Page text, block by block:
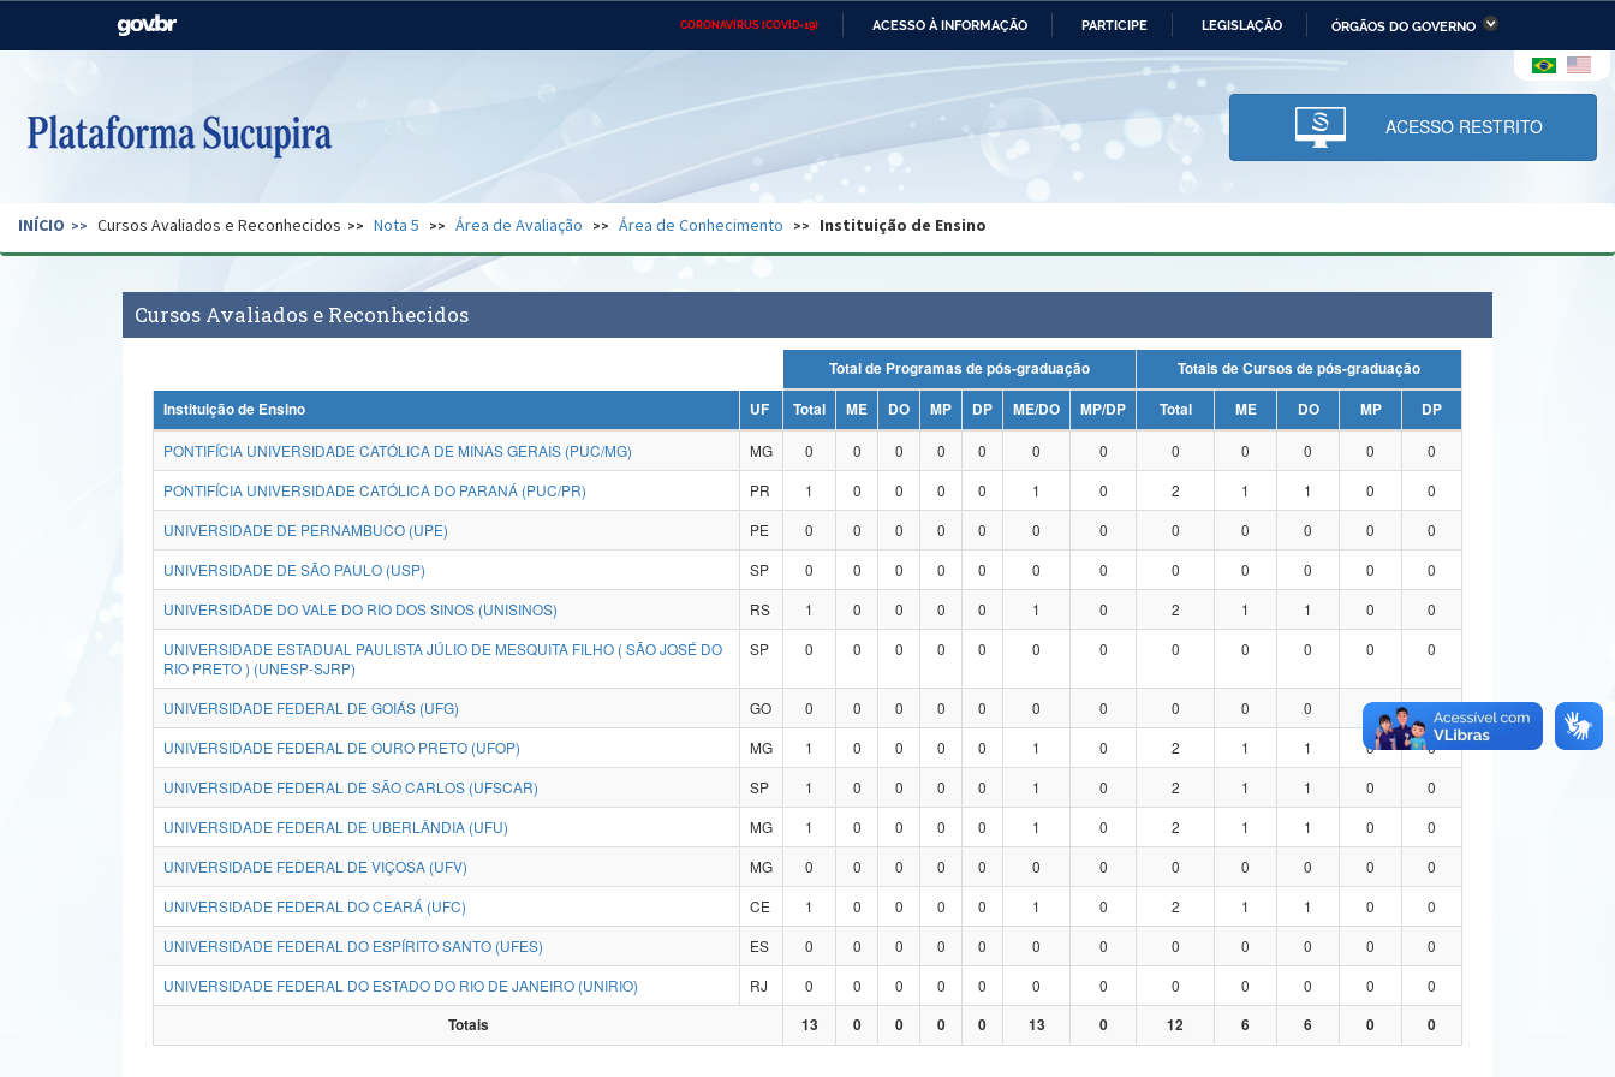
CORONAVÍRUS (COVID-19) ACESSO À INFORMAÇÃO PARTICIPE LEGISLAÇÃO ÓRGÃOS DO GOVERNO
Casa Civil Ministério das Relações Ministério da Economia Ministério da Infraestrutura
Pecuária e Abastecimento
Ministério da Ciência,
Tecnologia, Inovações e
Comunicações
Ministério do Desenvolvimento
Regional e dos Direitos Humanos
Secretaria de Governo Gabinete de Segurança Advocacia-Geral da União Banco Central do Brasil Planalto
ACESSO RESTRITO
INÍCIO Cursos Avaliados e Reconhecidos Nota 5 Área de Avaliação Área de Conhecimento Instituição de Ensino
Cursos Avaliados e Reconhecidos
Total de Programas de pós-graduação
Totais de Cursos de pós-graduação
Instituição de Ensino
UF Total ME DO MP DP ME/DO MP/DP Total ME DO MP
DP
PONTIFÍCIA UNIVERSIDADE CATÓLICA DE MINAS GERAIS (PUC/MG)
MG 0 0 0 0 0 0 0 0 0 0 0
0
PONTIFÍCIA UNIVERSIDADE CATÓLICA DO PARANÁ (PUC/PR)
PR 1 0 0 0 0 1 0 2 1 1 0
0
UNIVERSIDADE DE PERNAMBUCO (UPE)
PE 0 0 0 0 0 0 0 0 0 0 0
0
UNIVERSIDADE DE SÃO PAULO (USP)
SP 0 0 0 0 0 0 0 0 0 0 0
0
UNIVERSIDADE DO VALE DO RIO DOS SINOS (UNISINOS)
RS 1 0 0 0 0 1 0 2 1 1 0
0
UNIVERSIDADE ESTADUAL PAULISTA JÚLIO DE MESQUITA FILHO ( SÃO JOSÉ DO
RIO PRETO ) (UNESP-SJRP)
SP 0 0 0 0 0 0 0 0 0 0 0 0
UNIVERSIDADE FEDERAL DE GOIÁS (UFG) GO 0 0 0 0 0 0 0 0 0 0 0
0
UNIVERSIDADE FEDERAL DE OURO PRETO (UFOP)
MG 1 0 0 0 0 1 0 2 1 1 0
0
UNIVERSIDADE FEDERAL DE SÃO CARLOS (UFSCAR)
SP 1 0 0 0 0 1 0 2 1 1 0
0
UNIVERSIDADE FEDERAL DE UBERLÂNDIA (UFU)
MG 1 0 0 0 0 1 0 2 1 1 0
0
UNIVERSIDADE FEDERAL DE VIÇOSA (UFV)
MG 0 0 0 0 0 0 0 0 0 0 0
0
UNIVERSIDADE FEDERAL DO CEARÁ (UFC)
CE 1 0 0 0 0 1 0 2 1 1 0
0
UNIVERSIDADE FEDERAL DO ESPÍRITO SANTO (UFES)
ES 0 0 0 0 0 0 0 0 0 0 0
0
UNIVERSIDADE FEDERAL DO ESTADO DO RIO DE JANEIRO (UNIRIO)
RJ 0 0 0 0 0 0 0 0 0 0 0
0
Totais
13 0 0 0 0 13 0 12 6 6 0 0